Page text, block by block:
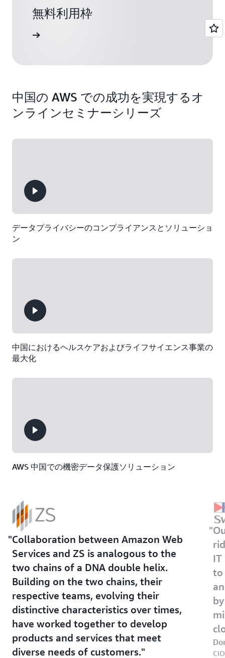
無料利用枠
中国の AWS での成功を実現するオ
ンラインセミナーシリーズ
データプライバシーのコンプライアンスとソリューショ
ン
中国におけるヘルスケアおよびライフサイエンス事業の
最大化
AWS 中国での機密データ保護ソリューション
Collaboration between Amazon Web
Services and ZS is analogous to the
two chains of a DNA double helix.
Building on the two chains, their
respective teams, evolving their
distinctive characteristics over times,
have worked together to develop
products and services that meet
diverse needs of customers.
IT
to